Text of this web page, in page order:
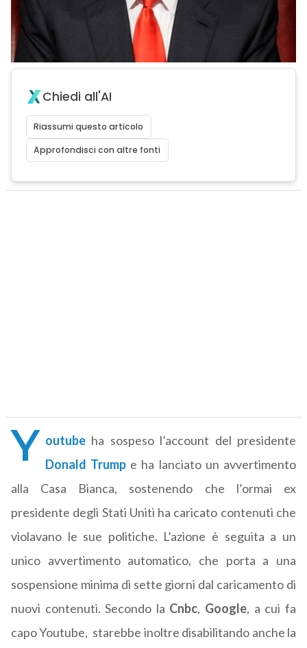
Chiedi all'AI
Riassumi questo articolo
Approfondisci con altre fonti
Y outube ha sospeso l’account del presidente
Donald Trump e ha lanciato un avvertimento
alla Casa Bianca, sostenendo che l’ormai ex
presidente degli Stati Uniti ha caricato contenuti che
violavano le sue politiche. L’azione è seguita a un
unico avvertimento automatico, che porta a una
sospensione minima di sette giorni dal caricamento di
nuovi contenuti. Secondo la Cnbc, Google, a cui fa
capo Youtube, starebbe inoltre disabilitando anche la